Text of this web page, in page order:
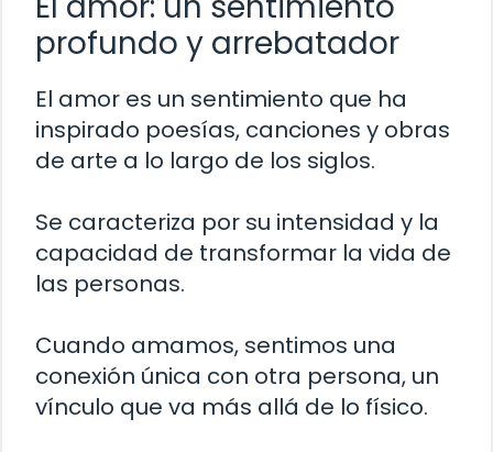
profundo y arrebatador
El amor es un sentimiento que ha
inspirado poesías, canciones y obras
de arte a lo largo de los siglos.
Se caracteriza por su intensidad y la
capacidad de transformar la vida de
las personas.
Cuando amamos, sentimos una
conexión única con otra persona, un
vínculo que va más allá de lo físico.